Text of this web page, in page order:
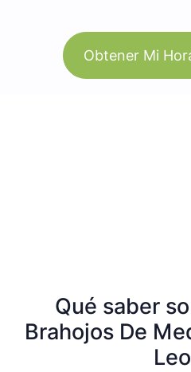
Obtener Mi
Qué saber
Brahojos De